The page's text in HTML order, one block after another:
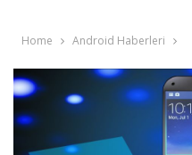
Home Android Haberleri